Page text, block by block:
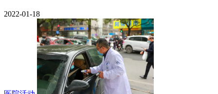
2022-01-18